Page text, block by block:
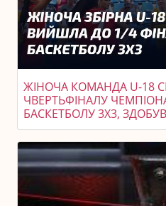
ЖІНОЧА КОМАНДА U-18
ЧВЕРТЬФІНАЛУ
БАСКЕТБОЛУ 3X3,